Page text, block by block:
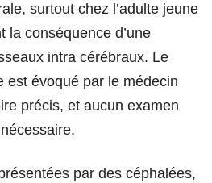
surtout chez l’adulte jeune
la conséquence d’une
intra cérébraux. Le
est évoqué par le médecin
précis, et aucun examen
par des céphalées,